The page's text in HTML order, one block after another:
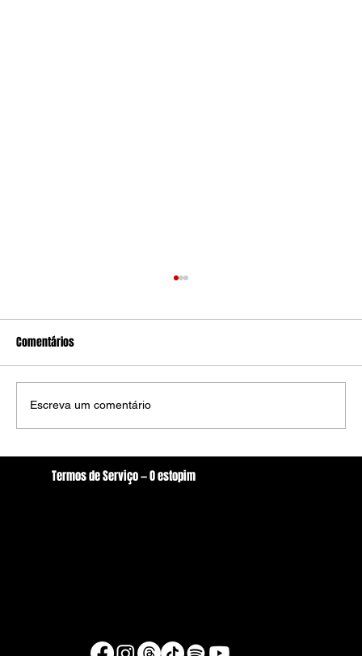
Ministro Dias Tóffoli mantem composição da
Câmara de Arcoverde com 10 vereadores
Comentários
Escreva um comentário
Termos de Serviço — O estopim